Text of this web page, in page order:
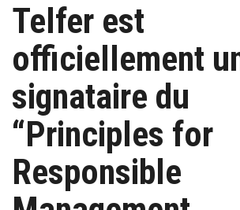
Telfer est
officiellement
signataire du
“Principles for
Responsible